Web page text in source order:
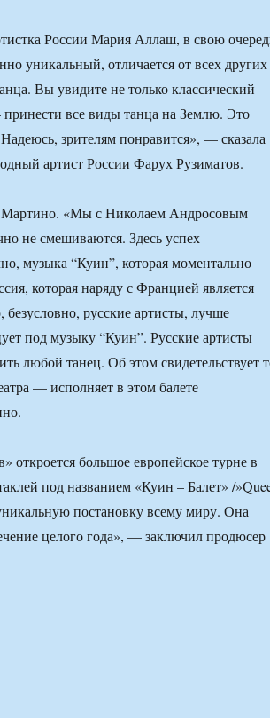
России Мария Аллаш, в свою
уникальный, отличается от всех других
Вы увидите не только классический
все виды танца на Землю. Это
зрителям понравится», — сказала
артист России Фарух Рузиматов.
«Мы с Николаем Андросовым
не смешиваются. Здесь успех
музыка “Куин”, которая моментально
которая наряду с Францией является
русские артисты, лучше
под музыку “Куин”. Русские артисты
любой танец. Об этом свидетельствует
— исполняет в этом балете
откроется большое европейское турне в
под названием «Куин – Балет» /
постановку всему миру. Она
целого года», — заключил продюсер